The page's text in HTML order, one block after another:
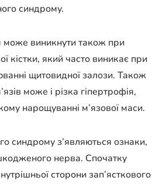
синдрому.
може виникнути також при
кістки, який часто виникає при
щитовидної залози. Також
може і різка гіпертрофія,
нарощуванні м’язової маси.
синдрому з’являються ознаки,
нерва. Спочатку
сторони зап’ясткового